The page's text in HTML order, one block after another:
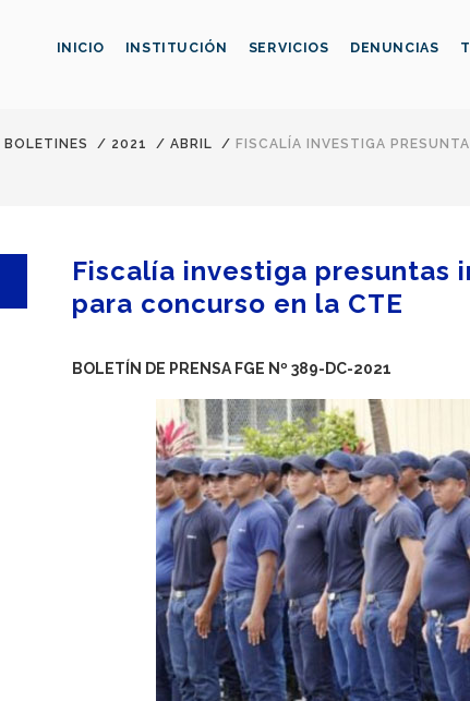
INICIO INSTITUCIÓN SERVICIOS DENUNCIAS
BOLETINES / 2021 / ABRIL / FISCALÍA INVESTIGA
Fiscalía investiga presuntas
para concurso en la CTE
BOLETÍN DE PRENSA FGE Nº 389-DC-2021